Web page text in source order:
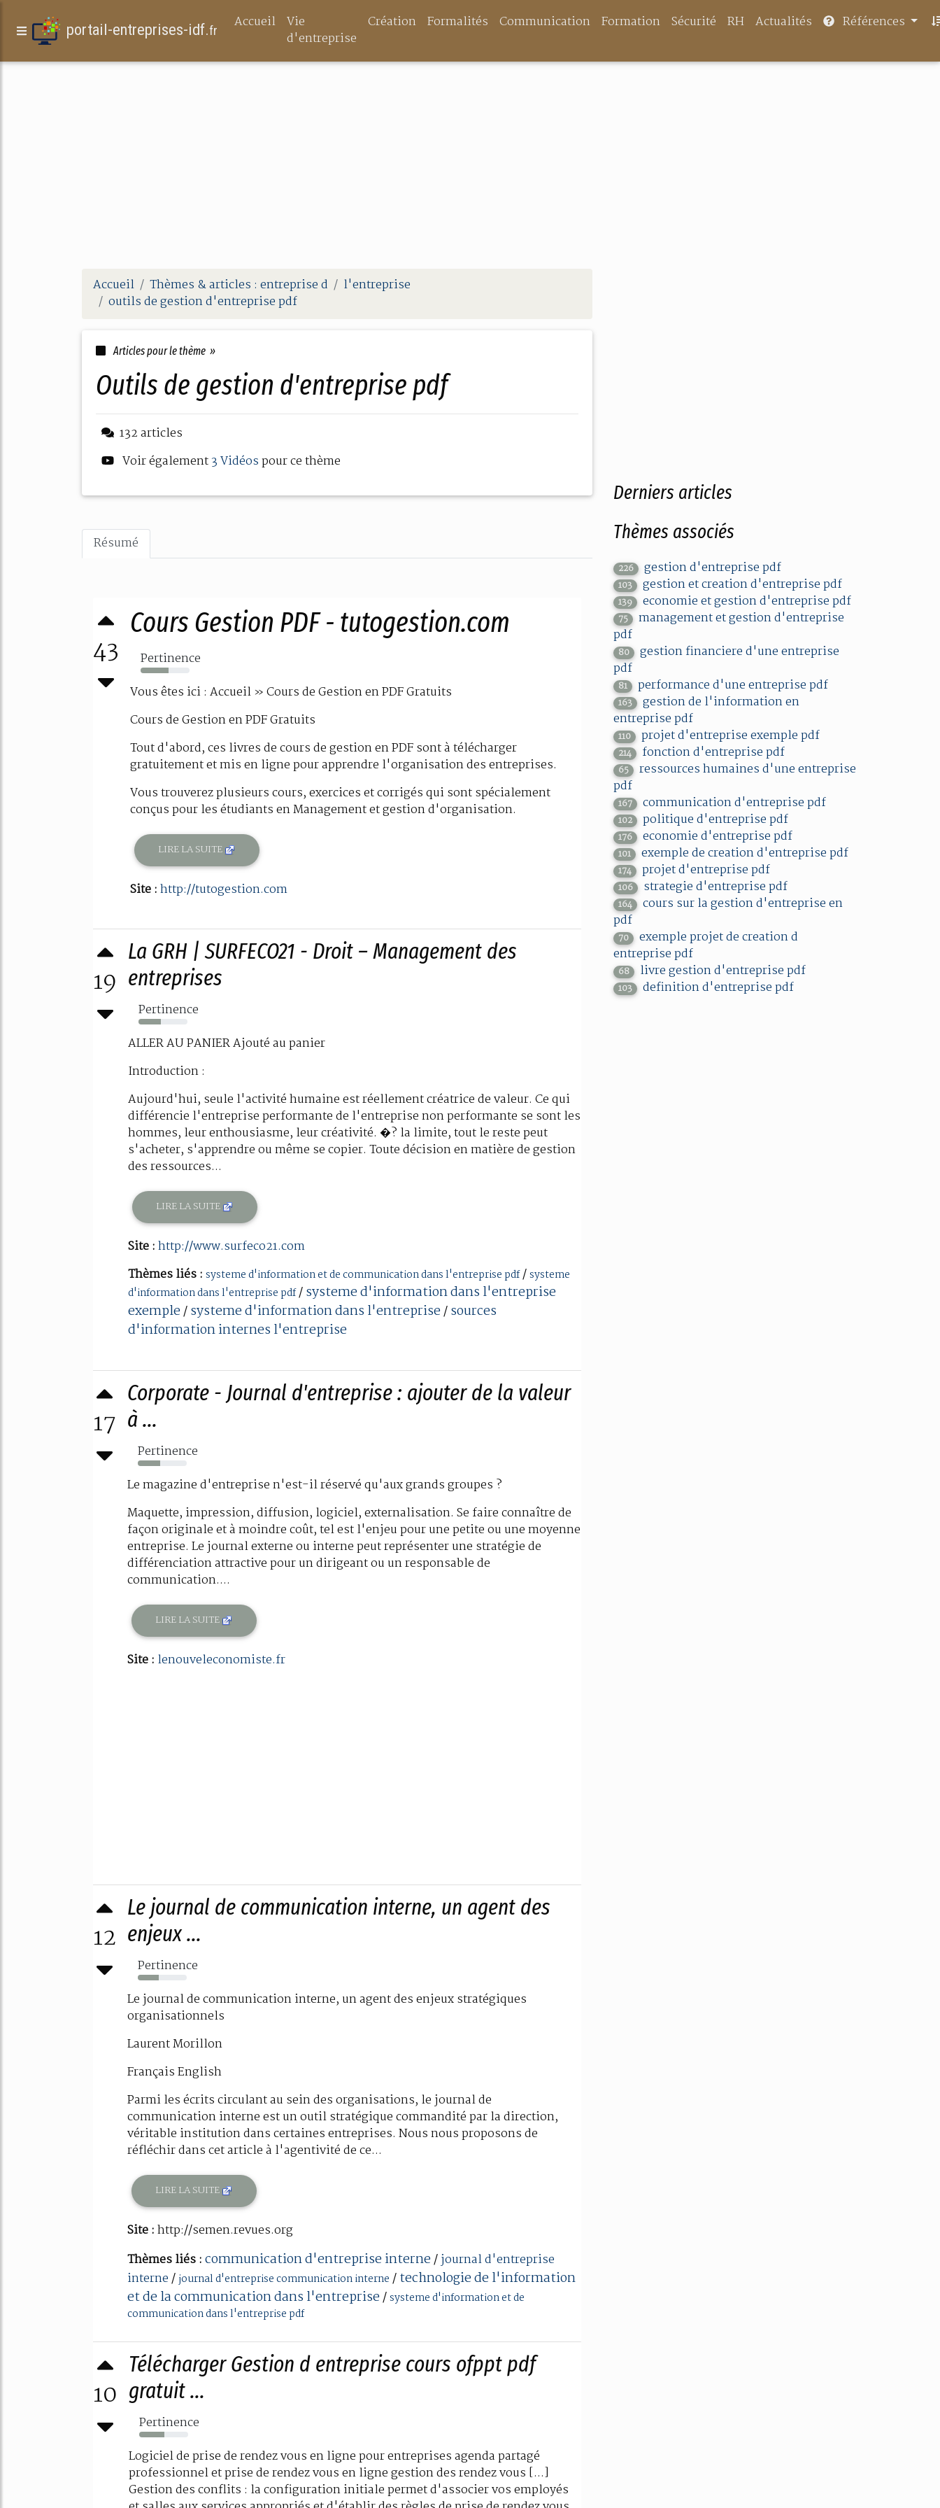
portail-entreprises-idf.fr Accueil Vie
d'entreprise
Création Formalités Communication Formation Sécurité RH Actualités Références
Accueil Thèmes & articles : entreprise d
l'entreprise
outils de gestion d'entreprise pdf
Articles pour le thème »
outils de gestion d'entreprise pdf
132 articles
Voir également3 Vidéospour ce thème
Résumé
43
Cours Gestion PDF - tutogestion.com
Pertinence
57%
Vous êtes ici : Accueil » Cours de Gestion en PDF Gratuits
Cours de Gestion en PDF Gratuits
Tout d'abord, ces livres de cours de gestion en PDF sont à télécharger
gratuitement et mis en ligne pour apprendre l'organisation des entreprises.
Vous trouverez plusieurs cours, exercices et corrigés qui sont spécialement
conçus pour les étudiants en Management et gestion d'organisation.
LIRE LA SUITE
Site :http://tutogestion.com
19
La GRH | SURFECO21 - Droit – Management des
entreprises
Pertinence
46%
ALLER AU PANIER Ajouté au panier
Introduction :
Aujourd'hui, seule l'activité humaine est réellement créatrice de valeur. Ce qui
différencie l'entreprise performante de l'entreprise non performante se sont les
hommes, leur enthousiasme, leur créativité. �? la limite, tout le reste peut
s'acheter, s'apprendre ou même se copier. Toute décision en matière de gestion
des ressources...
LIRE LA SUITE
Site :http://www.surfeco21.com
Thèmes liés : systeme d'information et de communication dans l'entreprise pdf/systeme
d'information dans l'entreprise pdf/systeme d'information dans l'entreprise
exemple/systeme d'information dans l'entreprise/sources
d'information internes l'entreprise
17
Corporate - Journal d'entreprise : ajouter de la valeur
à ...
Pertinence
46%
Le magazine d'entreprise n'est-il réservé qu'aux grands groupes ?
Maquette, impression, diffusion, logiciel, externalisation. Se faire connaître de
façon originale et à moindre coût, tel est l'enjeu pour une petite ou une moyenne
entreprise. Le journal externe ou interne peut représenter une stratégie de
différenciation attractive pour un dirigeant ou un responsable de
communication....
LIRE LA SUITE
Site : lenouveleconomiste.fr
12
Le journal de communication interne, un agent des
enjeux ...
Pertinence
43%
Le journal de communication interne, un agent des enjeux stratégiques
organisationnels
Laurent Morillon
Français English
Parmi les écrits circulant au sein des organisations, le journal de
communication interne est un outil stratégique commandité par la direction,
véritable institution dans certaines entreprises. Nous nous proposons de
réfléchir dans cet article à l'agentivité de ce...
LIRE LA SUITE
Site :http://semen.revues.org
Thèmes liés :communication d'entreprise interne/journal d'entreprise
interne/ journal d'entreprise communication interne /technologie de l'information
et de la communication dans l'entreprise/systeme d'information et de
communication dans l'entreprise pdf
10
Télécharger Gestion d entreprise cours ofppt pdf
gratuit ...
Pertinence
51%
Logiciel de prise de rendez vous en ligne pour entreprises agenda partagé
professionnel et prise de rendez vous en ligne gestion des rendez vous [...]
Gestion des conflits : la configuration initiale permet d'associer vos employés
Derniers articles
Thèmes associés
226 gestion d'entreprise pdf
103 gestion et creation d'entreprise pdf
139 economie et gestion d'entreprise pdf
75
management et gestion d'entreprise
pdf
80
gestion financiere d'une entreprise
pdf
81 performance d'une entreprise pdf
163
gestion de l'information en
entreprise pdf
110 projet d'entreprise exemple pdf
214 fonction d'entreprise pdf
65
ressources humaines d'une entreprise
pdf
167 communication d'entreprise pdf
102 politique d'entreprise pdf
176 economie d'entreprise pdf
101 exemple de creation d'entreprise pdf
174 projet d'entreprise pdf
106 strategie d'entreprise pdf
164
cours sur la gestion d'entreprise en
pdf
70
exemple projet de creation d
entreprise pdf
68 livre gestion d'entreprise pdf
103 definition d'entreprise pdf